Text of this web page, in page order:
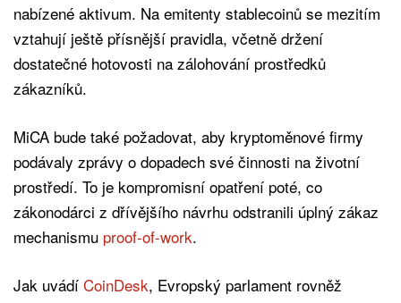
nabízené aktivum. Na emitenty stablecoinů se mezitím
vztahují ještě přísnější pravidla, včetně držení
dostatečné hotovosti na zálohování prostředků
zákazníků.
MiCA bude také požadovat, aby kryptoměnové firmy
podávaly zprávy o dopadech své činnosti na životní
prostředí. To je kompromisní opatření poté, co
zákonodárci z dřívějšího návrhu odstranili úplný zákaz
mechanismu proof-of-work.
Jak uvádí CoinDesk, Evropský parlament rovněž